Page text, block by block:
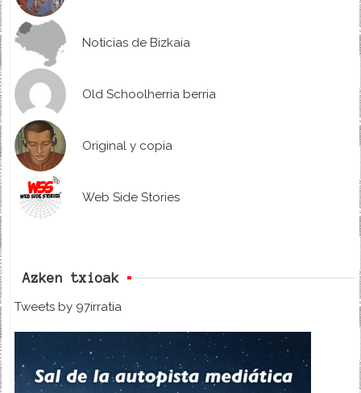
Noticias de Bizkaia
Old Schoolherria berria
Original y copia
Web Side Stories
Azken txioak
Tweets by 97irratia